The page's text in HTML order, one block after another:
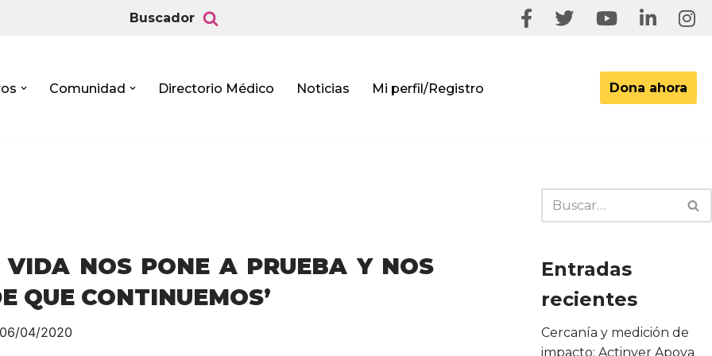
Buscador
Comunidad Directorio Médico Noticias Mi perfil/Registro Dona ahora
VIDA NOS PONE A PRUEBA Y NOS
QUE CONTINUEMOS’
06/04/2020
Entradas
recientes
Cercanía y medición de
impacto: Actinver Apoya